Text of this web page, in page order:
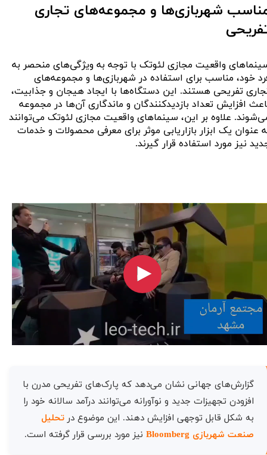
شهربازی‌ها و مجموعه‌های تجاری
واقعیت مجازی لئوتک با توجه به ویژگی‌های منحصر به
خود، مناسب برای استفاده در شهربازی‌ها و مجموعه‌های
تفریحی هستند. این دستگاه‌ها با ایجاد هیجان و جذابیت،
افزایش تعداد بازدیدکنندگان و ماندگاری آن‌ها در مجموعه
علاوه بر این، سینماهای واقعیت مجازی لئوتک می‌توانند
عنوان یک ابزار بازاریابی موثر برای معرفی محصولات و خدمات
نیز مورد استفاده قرار گیرند.​​​​​​​
گزارش‌های جهانی نشان می‌دهد که پارک‌های تفریحی مدرن با
افزودن تجهیزات جدید و نوآورانه می‌توانند درآمد سالانه خود را
به شکل قابل توجهی افزایش دهند. این موضوع در تحلیل
صنعت شهربازی Bloomberg
نیز مورد بررسی قرار گرفته است.